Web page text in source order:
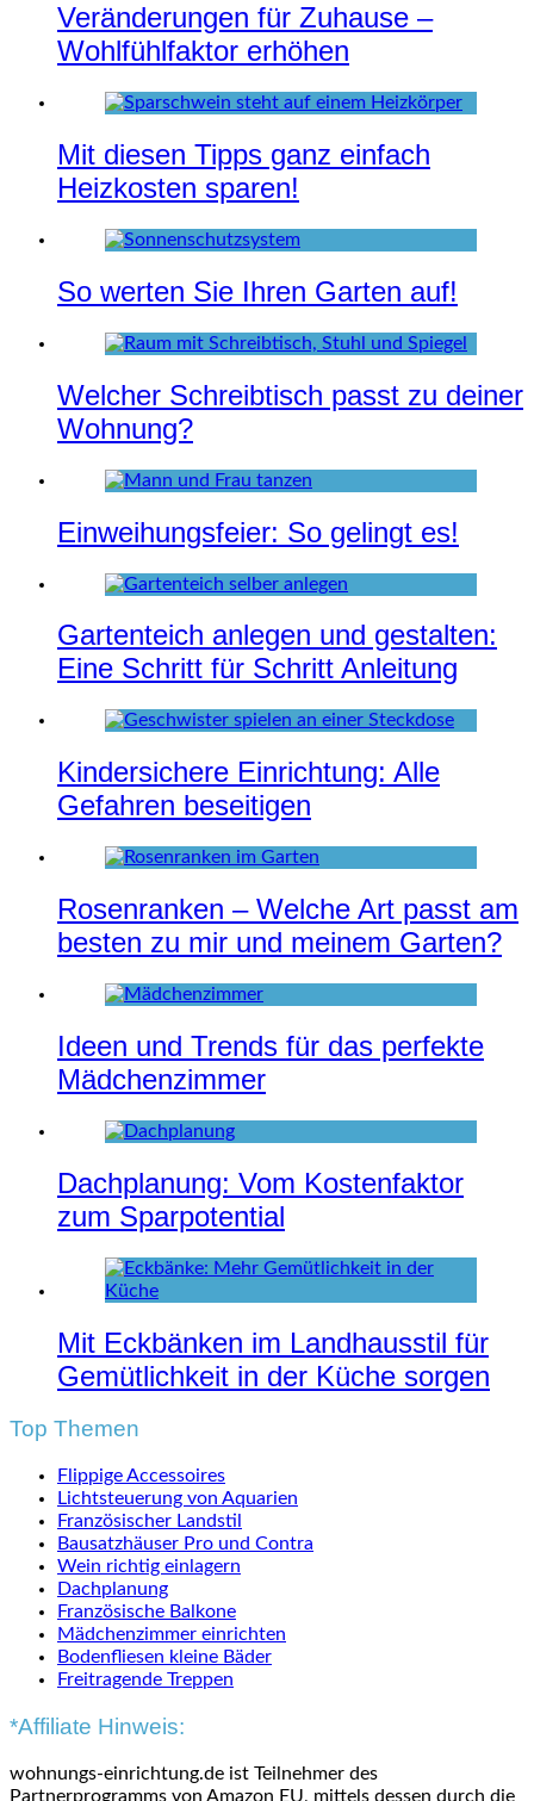
Veränderungen für Zuhause –
Wohlfühlfaktor erhöhen
Mit diesen Tipps ganz einfach
Heizkosten sparen!
So werten Sie Ihren Garten auf!
Welcher Schreibtisch passt zu deiner
Wohnung?
Einweihungsfeier: So gelingt es!
Gartenteich anlegen und gestalten:
Eine Schritt für Schritt Anleitung
Kindersichere Einrichtung: Alle
Gefahren beseitigen
Rosenranken – Welche Art passt am
besten zu mir und meinem Garten?
Ideen und Trends für das perfekte
Mädchenzimmer
Dachplanung: Vom Kostenfaktor
zum Sparpotential
Mit Eckbänken im Landhausstil für
Gemütlichkeit in der Küche sorgen
Top Themen
Flippige Accessoires
Lichtsteuerung von Aquarien
Französischer Landstil
Bausatzhäuser Pro und Contra
Wein richtig einlagern
Dachplanung
Französische Balkone
Mädchenzimmer einrichten
Bodenfliesen kleine Bäder
Freitragende Treppen
*Affiliate Hinweis:
wohnungs-einrichtung.de ist Teilnehmer des
Partnerprogramms von Amazon EU, mittels dessen durch die